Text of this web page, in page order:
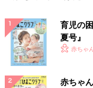
育児の
夏号』
いっぱ
赤ちゃ
赤ちゃ